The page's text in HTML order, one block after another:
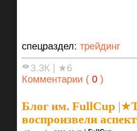
спецраздел: трейдинг
3.3К
★6
Комментарии ( 0 )
Блог им. FullCup |
воспроизвели